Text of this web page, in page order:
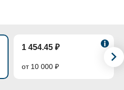
1 454.45 ₽
от 10 000 ₽